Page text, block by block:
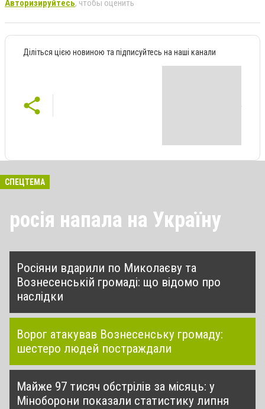
Авторизируйтесь, чтобы оценить
Діліться цією новиною та підписуйтесь на наші канали
СПЕЦТЕМА
росія напала на Україну
Росіяни вдарили по Миколаєву та
Вознесенській громаді: що відомо про
наслідки
Ворог атакував Вознесенську громаду:
шестеро людей постраждали
Майже 97 тисяч обстрілів за місяць: у
Міноборони показали статистику липня